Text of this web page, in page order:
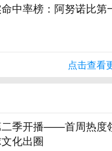
中率榜：阿努诺比第
点击查看
二季开播——首周热度
化出圈